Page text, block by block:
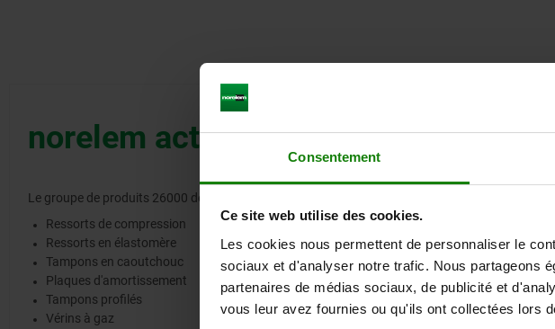
Consentement
Ce site web utilise des cookies.
Les cookies nous permettent de personnaliser le
sociaux et d'analyser notre trafic. Nous partageons
partenaires de médias sociaux, de publicité et
vous leur avez fournies ou qu'ils ont collectées lors
norelem actionne – 26000
Le groupe de produits 26000 de norelem comprend sept catégories°:
Ressorts de compression
Ressorts en élastomère
Tampons en caoutchouc
Plaques d'amortissement
Tampons profilés
Vérins à gaz